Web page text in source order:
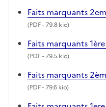
Faits marquants
(PDF- 79.8 kio)
Faits marquants
(PDF- 79.5 kio)
Faits marquants
(PDF- 79.6 kio)